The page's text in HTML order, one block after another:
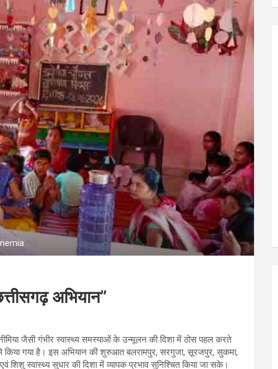
अभियान”
जैसी गंभीर स्वास्थ्य समस्याओं के उन्मूलन की दिशा में ठोस पहल करते
किया गया है। इस अभियान की शुरुआत बलरामपुर, सरगुजा, सूरजपुर, सुकमा,
स्वास्थ्य सुधार की दिशा में व्यापक प्रभाव सुनिश्चित किया जा सके।